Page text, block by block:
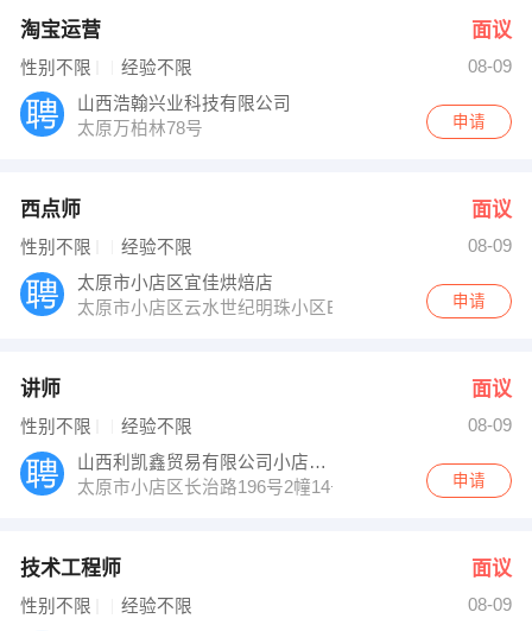
淘宝运营 面议
性别不限 经验不限
08-09
山西浩翰兴业科技有限公司
太原万柏林78号
申请
西点师 面议
性别不限 经验不限
08-09
太原市小店区宜佳烘焙店
太原市小店区云水世纪明珠小区B4-S-1-5号
申请
讲师 面议
性别不限 经验不限
08-09
山西利凯鑫贸易有限公司小店分公司
太原市小店区长治路196号2幢14号
申请
技术工程师 面议
性别不限 经验不限
08-09